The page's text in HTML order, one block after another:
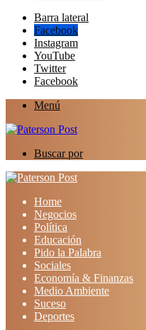
Barra lateral
Facebook
Instagram
YouTube
Twitter
Facebook
Menú
Buscar por
Home
Negocios
Política
Educación
Pido la Palabra
Sociales
Economía & Finanzas
Medio Ambiente
Suceso
Deportes